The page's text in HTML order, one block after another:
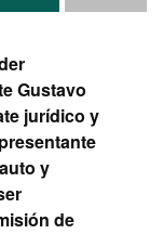
Gustavo
jurídico y
y
de